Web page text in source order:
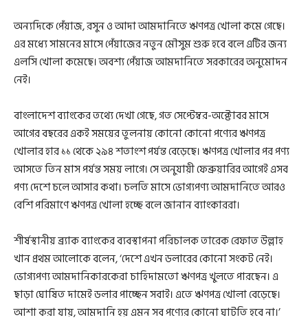
অন্যদিকে পেঁয়াজ, রসুন ও আদা আমদানিতে ঋণপত্র খোলা কমে গেছে।
এর মধ্যে সামনের মাসে পেঁয়াজের নতুন মৌসুম শুরু হবে বলে এটির জন্য
এলসি খোলা কমেছে। অবশ্য পেঁয়াজ আমদানিতে সরকারের অনুমোদন
নেই।
বাংলাদেশ ব্যাংকের তথ্যে দেখা গেছে, গত সেপ্টেম্বর-অক্টোবর মাসে
আগের বছরের একই সময়ের তুলনায় কোনো কোনো পণ্যের ঋণপত্র
খোলার হার ১১ থেকে ২৯৪ শতাংশ পর্যন্ত বেড়েছে। ঋণপত্র খোলার পর পণ্য
আসতে তিন মাস পর্যন্ত সময় লাগে। সে অনুযায়ী ফেব্রুয়ারির আগেই এসব
পণ্য দেশে চলে আসার কথা। চলতি মাসে ভোগ্যপণ্য আমদানিতে আরও
বেশি পরিমাণে ঋণপত্র খোলা হচ্ছে বলে জানান ব্যাংকাররা।
শীর্ষস্থানীয় ব্র্যাক ব্যাংকের ব্যবস্থাপনা পরিচালক তারেক রেফাত উল্লাহ
খান প্রথম আলোকে বলেন, ‘দেশে এখন ডলারের কোনো সংকট নেই।
ভোগ্যপণ্য আমদানিকারকেরা চাহিদামতো ঋণপত্র খুলতে পারছেন। এ
ছাড়া ঘোষিত দামেই ডলার পাচ্ছেন সবাই। এতে ঋণপত্র খোলা বেড়েছে।
আশা করা যায়, আমদানি হয় এমন সব পণ্যের কোনো ঘাটতি হবে না।’